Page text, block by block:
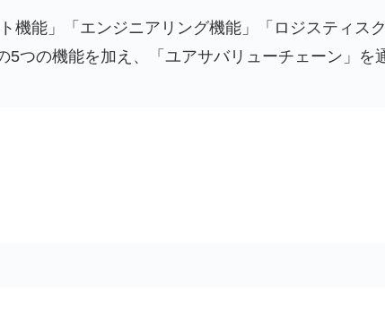
機能」「エンジニアリング機能」「ロジスティスク
5つの機能を加え、「ユアサバリューチェーン」を